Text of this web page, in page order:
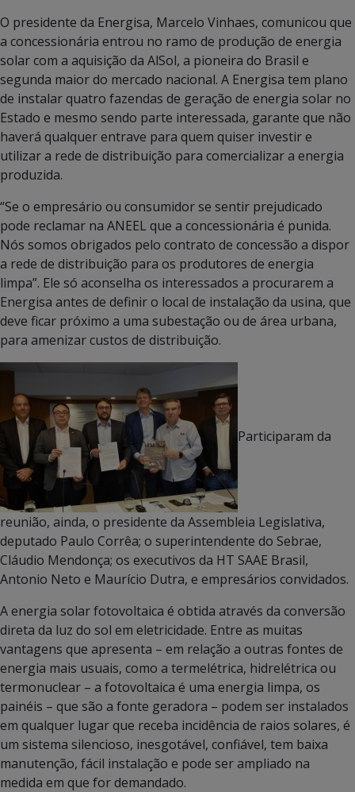
O presidente da Energisa, Marcelo Vinhaes, comunicou que
a concessionária entrou no ramo de produção de energia
solar com a aquisição da AlSol, a pioneira do Brasil e
segunda maior do mercado nacional. A Energisa tem plano
de instalar quatro fazendas de geração de energia solar no
Estado e mesmo sendo parte interessada, garante que não
haverá qualquer entrave para quem quiser investir e
utilizar a rede de distribuição para comercializar a energia
produzida.
“Se o empresário ou consumidor se sentir prejudicado
pode reclamar na ANEEL que a concessionária é punida.
Nós somos obrigados pelo contrato de concessão a dispor
a rede de distribuição para os produtores de energia
limpa”. Ele só aconselha os interessados a procurarem a
Energisa antes de definir o local de instalação da usina, que
deve ficar próximo a uma subestação ou de área urbana,
para amenizar custos de distribuição.
Participaram da
reunião, ainda, o presidente da Assembleia Legislativa,
deputado Paulo Corrêa; o superintendente do Sebrae,
Cláudio Mendonça; os executivos da HT SAAE Brasil,
Antonio Neto e Maurício Dutra, e empresários convidados.
A energia solar fotovoltaica é obtida através da conversão
direta da luz do sol em eletricidade. Entre as muitas
vantagens que apresenta – em relação a outras fontes de
energia mais usuais, como a termelétrica, hidrelétrica ou
termonuclear – a fotovoltaica é uma energia limpa, os
painéis – que são a fonte geradora – podem ser instalados
em qualquer lugar que receba incidência de raios solares, é
um sistema silencioso, inesgotável, confiável, tem baixa
manutenção, fácil instalação e pode ser ampliado na
medida em que for demandado.